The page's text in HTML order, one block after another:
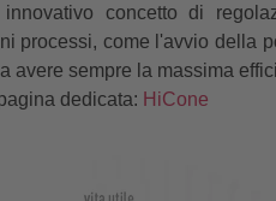
concetto di
processi, come l'avvio della
avere sempre la massima
dedicata: HiCone